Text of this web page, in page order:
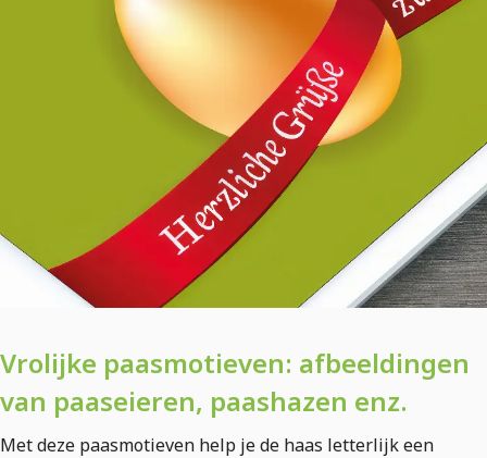
Vrolijke paasmotieven: afbeeldingen
van paaseieren, paashazen enz.
Met deze paasmotieven help je de haas letterlijk een